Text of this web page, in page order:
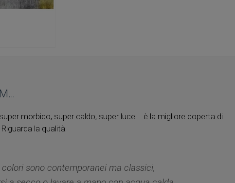
morbido, super caldo, super luce ... è la migliore coperta di
la qualità.
sono contemporanei ma classici,
MAGGIORI INFORMAZIONI